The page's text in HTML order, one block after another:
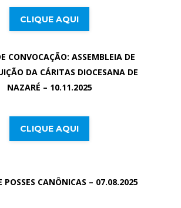
CLIQUE AQUI
CONVOCAÇÃO: ASSEMBLEIA DE
DA CÁRITAS DIOCESANA DE
NAZARÉ – 10.11.2025
CLIQUE AQUI
POSSES CANÔNICAS – 07.08.2025